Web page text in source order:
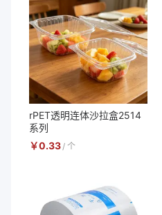
rPET透明连体沙拉盒2514
系列
￥0.33 / 个